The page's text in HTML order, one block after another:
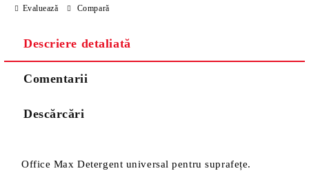
Evaluează Compară
Descriere detaliată
Comentarii
Descărcări
Office Max Detergent universal pentru suprafețe.